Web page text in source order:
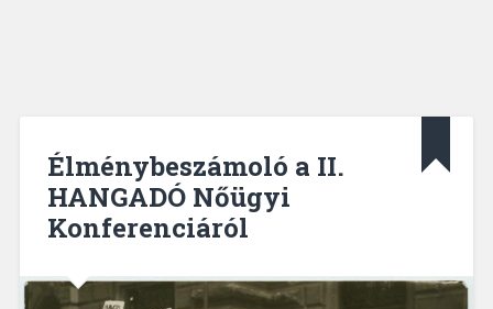
Élménybeszámoló a II.
HANGADÓ Nőügyi
Konferenciáról